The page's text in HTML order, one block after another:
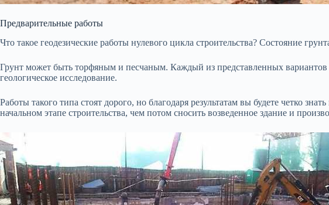
Предварительные работы
Что такое геодезические работы нулевого цикла строительства? Состояние
Грунт может быть торфяным и песчаным. Каждый из представленных
геологическое исследование.
Работы такого типа стоят дорого, но благодаря результатам вы будете четко
начальном этапе строительства, чем потом сносить возведенное здание и